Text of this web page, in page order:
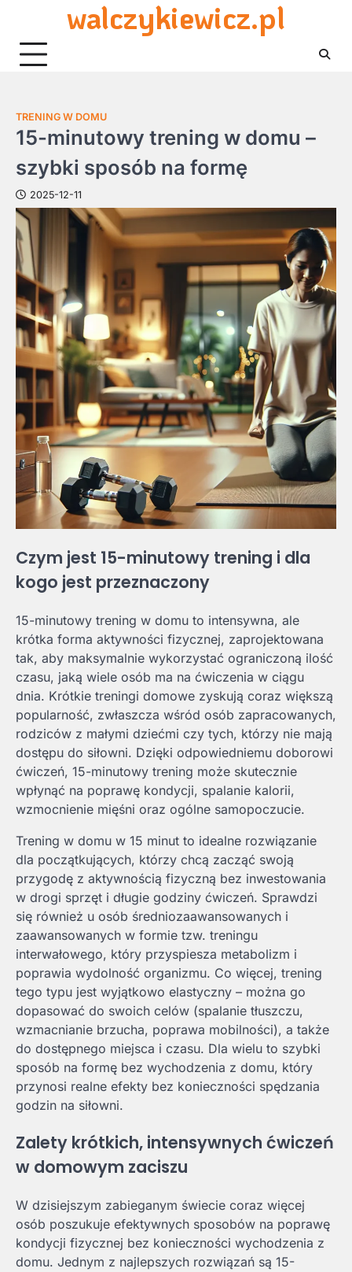
content
walczykiewicz.pl
TRENING W DOMU
15-minutowy trening w domu –
szybki sposób na formę
2025-12-11
Czym jest 15-minutowy trening i dla
kogo jest przeznaczony
15-minutowy trening w domu to intensywna, ale
krótka forma aktywności fizycznej, zaprojektowana
tak, aby maksymalnie wykorzystać ograniczoną ilość
czasu, jaką wiele osób ma na ćwiczenia w ciągu
dnia. Krótkie treningi domowe zyskują coraz większą
popularność, zwłaszcza wśród osób zapracowanych,
rodziców z małymi dziećmi czy tych, którzy nie mają
dostępu do siłowni. Dzięki odpowiedniemu doborowi
ćwiczeń, 15-minutowy trening może skutecznie
wpłynąć na poprawę kondycji, spalanie kalorii,
wzmocnienie mięśni oraz ogólne samopoczucie.
Trening w domu w 15 minut to idealne rozwiązanie
dla początkujących, którzy chcą zacząć swoją
przygodę z aktywnością fizyczną bez inwestowania
w drogi sprzęt i długie godziny ćwiczeń. Sprawdzi
się również u osób średniozaawansowanych i
zaawansowanych w formie tzw. treningu
interwałowego, który przyspiesza metabolizm i
poprawia wydolność organizmu. Co więcej, trening
tego typu jest wyjątkowo elastyczny – można go
dopasować do swoich celów (spalanie tłuszczu,
wzmacnianie brzucha, poprawa mobilności), a także
do dostępnego miejsca i czasu. Dla wielu to szybki
sposób na formę bez wychodzenia z domu, który
przynosi realne efekty bez konieczności spędzania
godzin na siłowni.
Zalety krótkich, intensywnych ćwiczeń
w domowym zaciszu
W dzisiejszym zabieganym świecie coraz więcej
osób poszukuje efektywnych sposobów na poprawę
kondycji fizycznej bez konieczności wychodzenia z
domu. Jednym z najlepszych rozwiązań są 15-